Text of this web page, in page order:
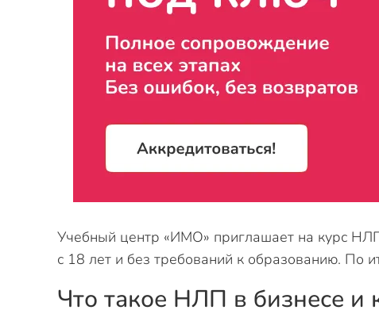
Учебный центр «ИМО» приглашает на курс
с 18 лет и без требований к образованию. По
Что такое НЛП в бизнесе и